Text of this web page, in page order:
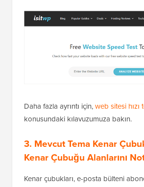
Daha fazla ayrıntı için,web sitesi hızı
konusundaki kılavuzumuza bakın.
3. Mevcut Tema Kenar
Kenar Çubuğu Alanlarını
Kenar çubukları, e-posta bülteni